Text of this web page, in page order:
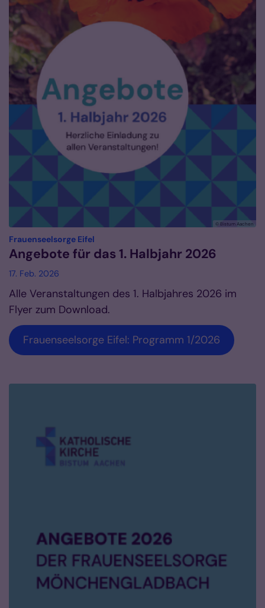
© Bistum Aachen
Frauenseelsorge Eifel
Angebote für das 1. Halbjahr 2026
17. Feb. 2026
Alle Veranstaltungen des 1. Halbjahres 2026 im
Flyer zum Download.
Frauenseelsorge Eifel: Programm 1/2026